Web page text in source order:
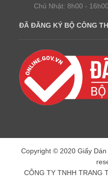
Chủ Nhật: 8h00 - 16h00
ĐÃ ĐĂNG KÝ BỘ CÔNG
Copyright © 2020 Giấy
CÔNG TY TNHH TRANG